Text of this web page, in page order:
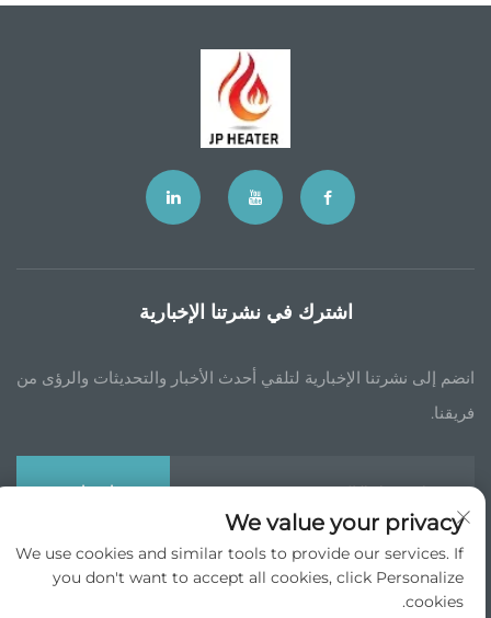
اشترك في نشرتنا الإخبارية
انضم إلى نشرتنا الإخبارية لتلقي أحدث الأخبار والتحديثات والرؤى من
فريقنا.
اشترك
حقوق الطبع والنشر © جي بي تشاينا التجارة الدولية شركة المحدودة جميع الحقوق
محجوزة -
سياسة الخصوصية
We value your privacy
We use cookies and similar tools to provide our services. If
you don't want to accept all cookies, click Personalize
cookies.